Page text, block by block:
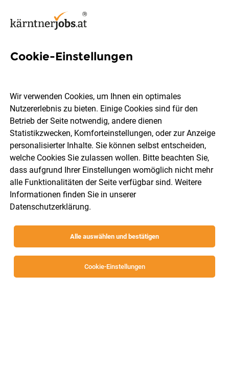
Product Structure Engineer
Lam Research
Villach Vollzeit Teilzeit 03.08.2026
Cookie-Einstellungen
Wir verwenden Cookies, um Ihnen ein optimales
Nutzererlebnis zu bieten. Einige Cookies sind für den
Betrieb der Seite notwendig, andere dienen
Statistikzwecken, Komforteinstellungen, oder zur Anzeige
personalisierter Inhalte. Sie können selbst entscheiden,
welche Cookies Sie zulassen wollen. Bitte beachten Sie,
dass aufgrund Ihrer Einstellungen womöglich nicht mehr
alle Funktionalitäten der Seite verfügbar sind. Weitere
Informationen finden Sie in unserer
Datenschutzerklärung.
Alle auswählen und bestätigen
Cookie-Einstellungen